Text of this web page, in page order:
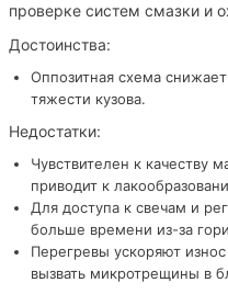
проверке систем смазки и
Достоинства:
Оппозитная схема
тяжести кузова.
Недостатки:
Чувствителен к качеству
приводит к
Для доступа к свечам и
больше времени из-за
Перегревы ускоряют
вызвать микротрещины в